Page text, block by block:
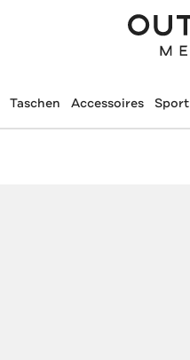
Taschen Accessoires Sport